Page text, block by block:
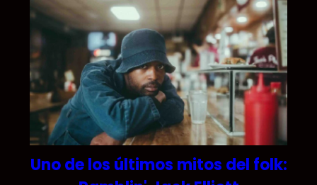
Uno de los últimos mitos del folk: